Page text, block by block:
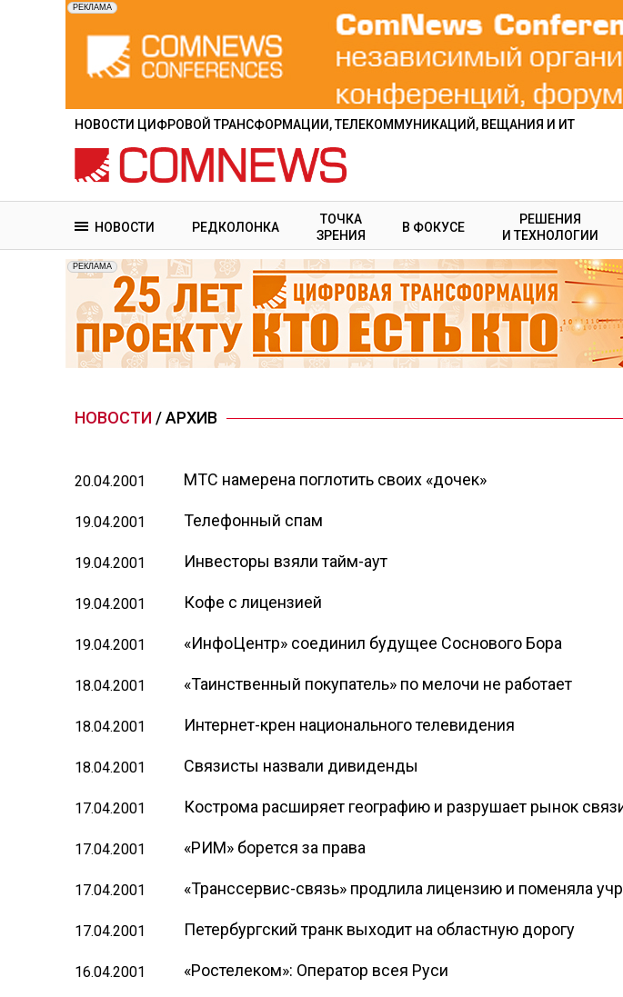
содержанию
НОВОСТИ ЦИФРОВОЙ ТРАНСФОРМАЦИИ, ТЕЛЕКОММУНИКАЦИЙ, ВЕЩАНИЯ И ИТ
НОВОСТИ РЕДКОЛОНКА
ТОЧКА
ЗРЕНИЯ
В ФОКУСЕ
РЕШЕНИЯ
И ТЕХНОЛОГИИ
НОВОСТИ / АРХИВ
20.04.2001 МТС намерена поглотить своих «дочек»
19.04.2001 Телефонный спам
19.04.2001 Инвесторы взяли тайм-аут
19.04.2001 Кофе с лицензией
19.04.2001 «ИнфоЦентр» соединил будущее Соснового Бора
18.04.2001 «Таинственный покупатель» по мелочи не работает
18.04.2001 Интернет-крен национального телевидения
18.04.2001 Связисты назвали дивиденды
17.04.2001 Кострома расширяет географию и разрушает рынок
17.04.2001 «РИМ» борется за права
17.04.2001 «Транссервис-связь» продлила лицензию и поменяла
17.04.2001 Петербургский транк выходит на областную дорогу
16.04.2001 «Ростелеком»: Оператор всея Руси